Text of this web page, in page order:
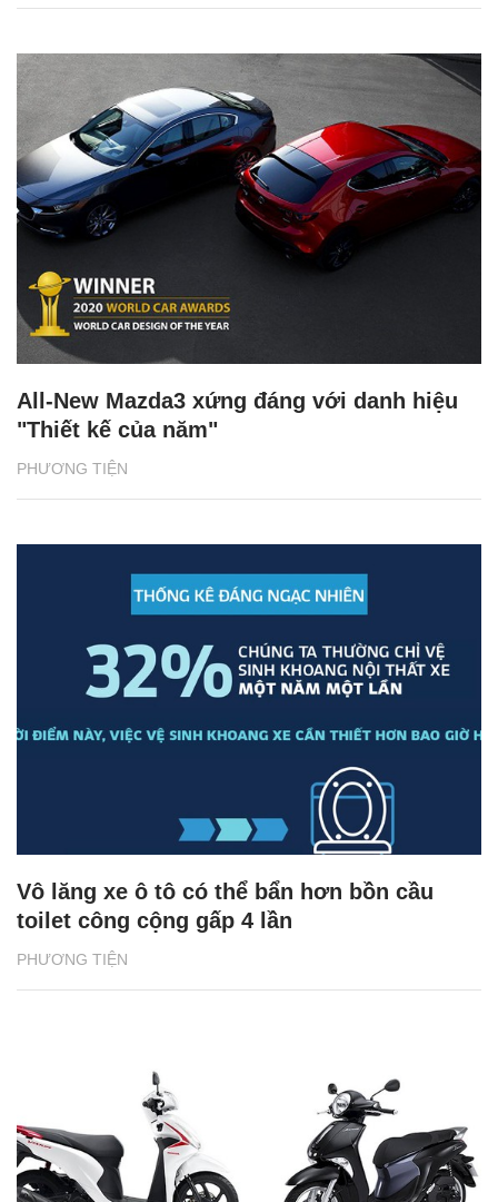
PHƯƠNG TIỆN
All-New Mazda3 xứng đáng với danh hiệu
"Thiết kế của năm"
PHƯƠNG TIỆN
Vô lăng xe ô tô có thể bẩn hơn bồn cầu
toilet công cộng gấp 4 lần